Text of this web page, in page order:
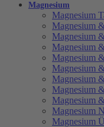
Magnesium
Magnesium
Magnesium
Magnesium
Magnesium
Magnesium
Magnesium
Magnesium
Magnesium
Magnesium
Magnesium
Magnesium